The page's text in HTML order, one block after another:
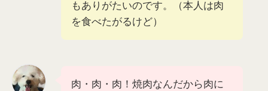
もありがたいのです。（本人は肉
を食べたがるけど）
肉・肉・肉！焼肉なんだから肉に